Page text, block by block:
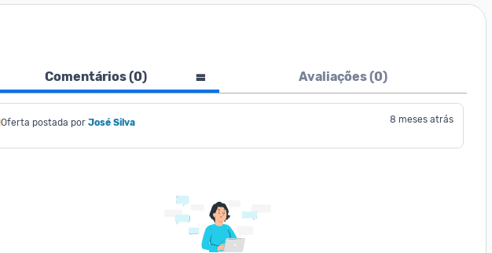
Comentários (0) Avaliações (0)
Oferta postada por José Silva 8 meses atrás